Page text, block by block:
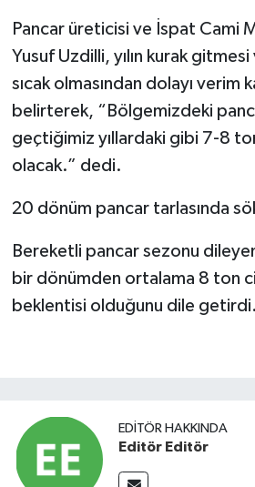
Pancar üreticisi ve İspat Cami
Yusuf Uzdilli, yılın kurak gitmesi
sıcak olmasından dolayı verim
belirterek, “Bölgemizdeki
geçtiğimiz yıllardaki gibi 7-8
olacak.” dedi.
20 dönüm pancar tarlasında
Bereketli pancar sezonu
bir dönümden ortalama 8 ton
beklentisi olduğunu dile getirdi.
EDITÖR HAKKINDA
Editör Editör